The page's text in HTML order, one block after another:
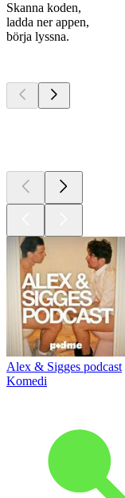
Skanna koden,
ladda ner appen,
börja lyssna.
Alex & Sigges podcast
Komedi